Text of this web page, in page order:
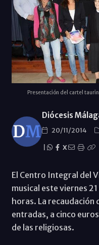
Presentación del cartel
Diócesis
20/11/2014
X
El Centro Integral del
musical este viernes
horas. La recaudación
entradas, a cinco
de las religiosas.